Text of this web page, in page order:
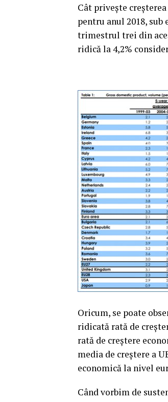
Cât priveşte
pentru anul 2018, sub
trimestrul trei din
ridică la 4,2%
Oricum, se poate
ridicată rată de
rată de creştere
media de creştere a
economică la nivel
Când vorbim de